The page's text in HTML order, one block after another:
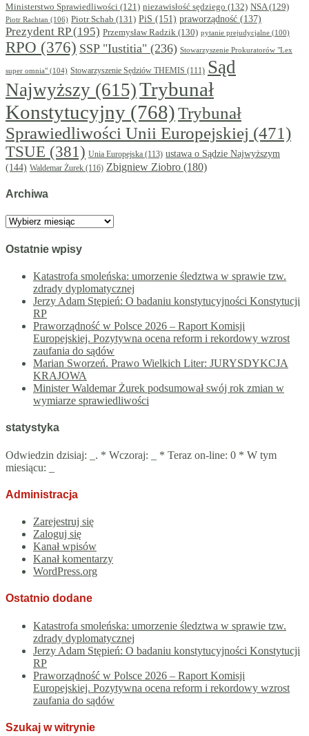
Ministerstwo Sprawiedliwości (121) niezawisłość sędziego (132) NSA (129)
Piotr Rachtan (106) Piotr Schab (131) PiS (151) praworządność (137)
Prezydent RP(195) Przemysław Radzik (130) pytanie prejudycjalne (100)
RPO (376) SSP "Iustitia" (236) Stowarzyszenie Prokuratorów "Lex
super omnia" (104) Stowarzyszenie Sędziów THEMIS (111) Sąd
Najwyższy (615)Trybunał
Konstytucyjny (768)Trybunał
Sprawiedliwości Unii Europejskiej (471)
TSUE (381) Unia Europejska (113) ustawa o Sądzie Najwyższym
(144) Waldemar Żurek (116) Zbigniew Ziobro (180)
Archiwa
Archiwa
Ostatnie wpisy
Katastrofa smoleńska: umorzenie śledztwa w sprawie tzw.
zdrady dyplomatycznej
Jerzy Adam Stępień: O badaniu konstytucyjności Konstytucji
RP
Praworządność w Polsce 2026 – Raport Komisji
Europejskiej. Pozytywna ocena reform i rekordowy wzrost
zaufania do sądów
Marian Sworzeń. Prawo Wielkich Liter: JURYSDYKCJA
KRAJOWA
Minister Waldemar Żurek podsumował swój rok zmian w
wymiarze sprawiedliwości
statystyka
Odwiedzin dzisiaj: . * Wczoraj:
* Teraz on-line: 0 * W tym
miesiącu:
Administracja
Zarejestruj się
Zaloguj się
Kanał wpisów
Kanał komentarzy
WordPress.org
Ostatnio dodane
Katastrofa smoleńska: umorzenie śledztwa w sprawie tzw.
zdrady dyplomatycznej
Jerzy Adam Stępień: O badaniu konstytucyjności Konstytucji
RP
Praworządność w Polsce 2026 – Raport Komisji
Europejskiej. Pozytywna ocena reform i rekordowy wzrost
zaufania do sądów
Szukaj w witrynie